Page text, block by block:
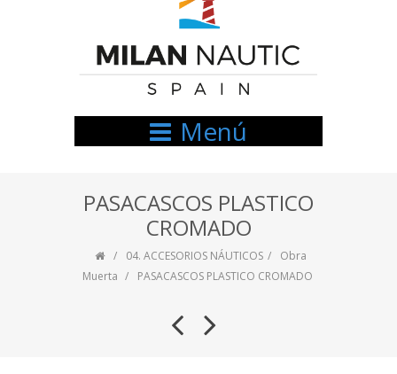
Menú
PASACASCOS PLASTICO
CROMADO
04. ACCESORIOS NÁUTICOS
Obra
Muerta
PASACASCOS PLASTICO CROMADO